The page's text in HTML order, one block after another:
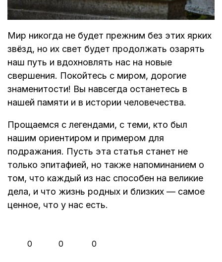
Мир никогда не будет прежним без этих ярких
звёзд, но их свет будет продолжать озарять
наш путь и вдохновлять нас на новые
свершения. Покойтесь с миром, дорогие
знаменитости! Вы навсегда останетесь в
нашей памяти и в истории человечества.
Прощаемся с легендами, с теми, кто был
нашим ориентиром и примером для
подражания. Пусть эта статья станет не
только эпитафией, но также напоминанием о
том, что каждый из нас способен на великие
дела, и что жизнь родных и близких — самое
ценное, что у нас есть.
0 0 0